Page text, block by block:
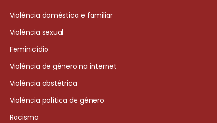
Violência doméstica e familiar
Violência sexual
Feminicídio
Violência de gênero na internet
Violência obstétrica
Violência política de gênero
Racismo